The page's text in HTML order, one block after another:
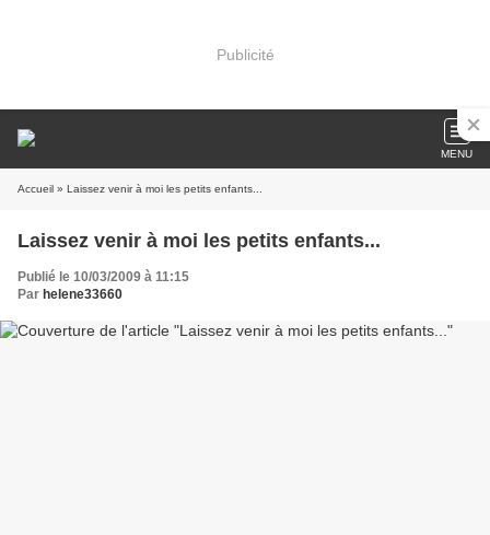
Publicité
MENU
Accueil » Laissez venir à moi les petits enfants...
Laissez venir à moi les petits enfants...
Publié le 10/03/2009 à 11:15
Par helene33660